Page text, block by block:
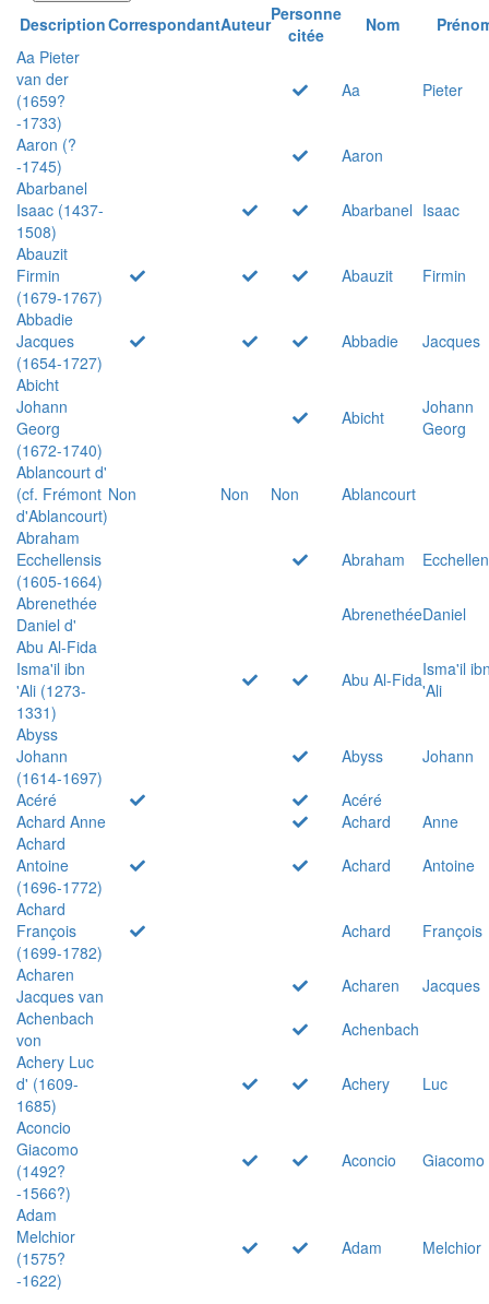
DescriptionCorrespondantAuteurPersonne
citée
Nom
Aa Pieter
van der
(1659?
-1733)
Aa Pieter
Aaron (?
-1745)
Aaron
Abarbanel
Isaac (1437-
1508)
Abarbanel Isaac
Abauzit
Firmin
(1679-1767)
Abauzit
Firmin
Abbadie
Jacques
(1654-1727)
Abbadie
Jacques
Abicht
Johann
Georg
(1672-1740)
Abicht
Johann
Georg
Ablancourt d'
(cf. Frémont
d'Ablancourt)
Non Non Non
Ablancourt
Abraham
Ecchellensis
(1605-1664)
Abraham
Abrenethée
Daniel d'
AbrenethéeDaniel
Abu Al-Fida
Isma'il ibn
'Ali (1273-
1331)
Abu Al-FidaIsma'il
'Ali
Abyss
Johann
(1614-1697)
Abyss
Johann
Acéré
Acéré
Achard Anne
Achard
Anne
Achard
Antoine
(1696-1772)
Achard
Antoine
Achard
François
(1699-1782)
Achard
François
Acharen
Jacques van
Acharen
Jacques
Achenbach
von
Achenbach
Achery Luc
d' (1609-
1685)
Achery
Luc
Aconcio
Giacomo
(1492?
-1566?)
Aconcio Giacomo
Adam
Melchior
(1575?
-1622)
Adam Melchior